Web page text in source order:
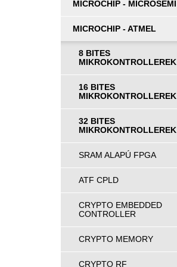
MICROCHIP - MICROSEMI
MICROCHIP - ATMEL
8 BITES
MIKROKONTROLLEREK
16 BITES
MIKROKONTROLLEREK
32 BITES
MIKROKONTROLLEREK
SRAM ALAPÚ FPGA
ATF CPLD
CRYPTO EMBEDDED
CONTROLLER
CRYPTO MEMORY
CRYPTO RF